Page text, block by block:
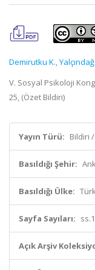
Demirutku K.,
V. Sosyal Psikoloji
25, (Özet Bildiri)
Yayın Türü: Bildiri
Basıldığı Şehir:
Basıldığı Ülke:
Sayfa Sayıları:
Açık Arşiv